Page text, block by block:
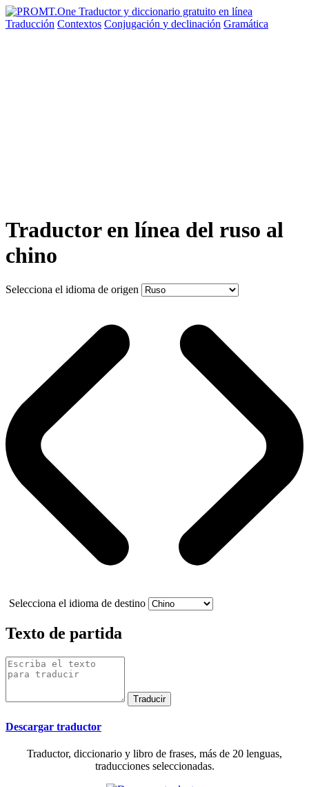
Traducción Contextos Conjugación y declinación Gramática
Traductor en línea del ruso al
chino
Selecciona el idioma de origen
Selecciona el idioma de destino
Texto de partida
Descargar traductor
Traductor, diccionario y libro de frases, más de 20 lenguas,
traducciones seleccionadas.